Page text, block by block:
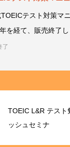
テスト対策マ
を経て、販売終了
了
TOEIC L&R テス
ッシュセミナ